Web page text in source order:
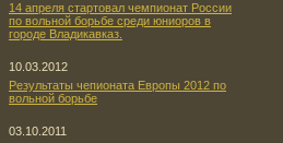
14 апреля стартовал чемпионат России
по вольной борьбе среди юниоров в
городе Владикавказ.
10.03.2012
Результаты чепионата Европы 2012 по
вольной борьбе
03.10.2011